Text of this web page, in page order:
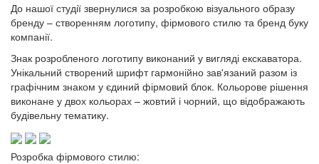
До нашої студії звернулися за розробкою візуального образу
бренду – створенням логотипу, фірмового стилю та бренд буку
компанії.
Знак розробленого логотипу виконаний у вигляді екскаватора.
Унікальний створений шрифт гармонійно зав'язаний разом із
графічним знаком у єдиний фірмовий блок. Кольорове рішення
виконане у двох кольорах – жовтий і чорний, що відображають
будівельну тематику.
Розробка фірмового стилю: